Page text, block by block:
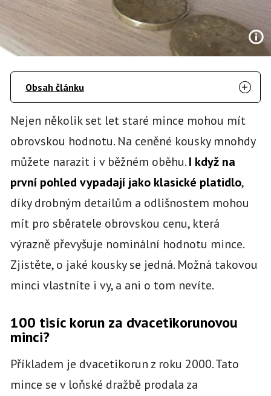
Obsah článku
Nejen několik set let staré mince mohou mít
obrovskou hodnotu. Na ceněné kousky mnohdy
můžete narazit i v běžném oběhu.I když na
první pohled vypadají jako klasické platidlo,
díky drobným detailům a odlišnostem mohou
mít pro sběratele obrovskou cenu, která
výrazně převyšuje nominální hodnotu mince.
Zjistěte, o jaké kousky se jedná. Možná takovou
minci vlastníte i vy, a ani o tom nevíte.
100 tisíc korun za dvacetikorunovou
minci?
Příkladem je dvacetikorun z roku 2000. Tato
mince se v loňské dražbě prodala za